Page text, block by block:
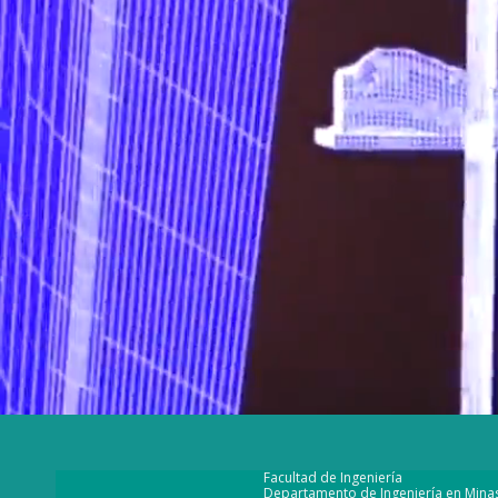
Facultad de Ingeniería
Departamento de Ingeniería en